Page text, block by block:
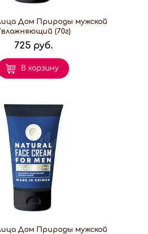
Дом Природы мужской
(70г)
725 руб.
В корзину
Дом Природы мужской